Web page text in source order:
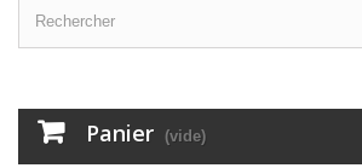
Panier (vide)